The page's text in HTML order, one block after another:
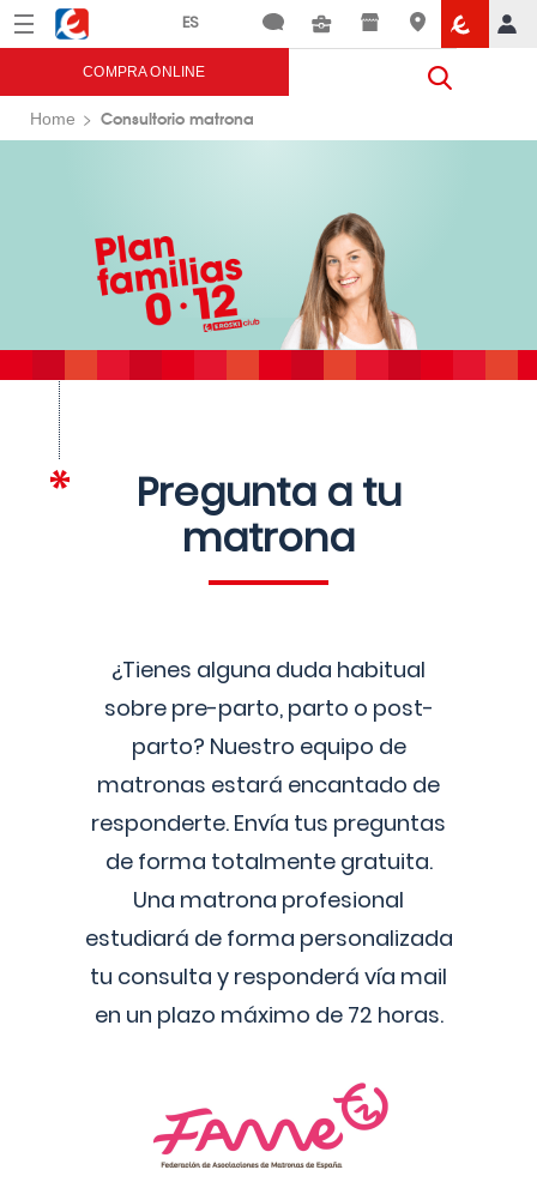
Menú Eroski
COMPRA ONLINE
Home Consultorio matrona
Pregunta a tu
matrona
¿Tienes alguna duda habitual
sobre pre-parto, parto o post-
parto? Nuestro equipo de
matronas estará encantado de
responderte. Envía tus preguntas
de forma totalmente gratuita.
Una matrona profesional
estudiará de forma personalizada
tu consulta y responderá vía mail
en un plazo máximo de 72 horas.